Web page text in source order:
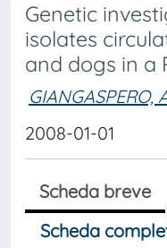
Genetic
isolates
and dogs in a
GIANGASPERO,
2008-01-01
Scheda breve
Scheda